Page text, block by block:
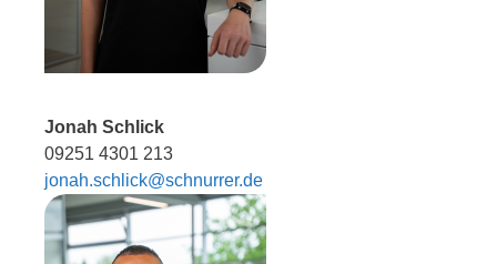
Jonah Schlick
09251 4301 213
jonah.schlick@schnurrer.de